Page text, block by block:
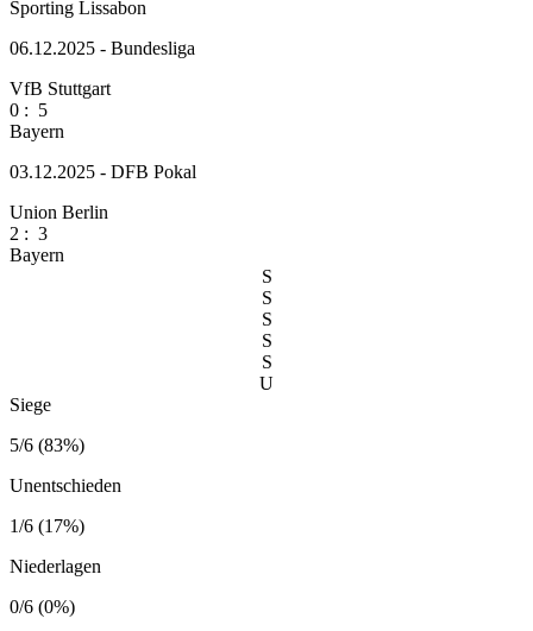
Sporting Lissabon
06.12.2025 - Bundesliga
VfB Stuttgart
0 : 5
Bayern
03.12.2025 - DFB Pokal
Union Berlin
2 : 3
Bayern
S
S
S
S
S
U
Siege
5/6 (83%)
Unentschieden
1/6 (17%)
Niederlagen
0/6 (0%)